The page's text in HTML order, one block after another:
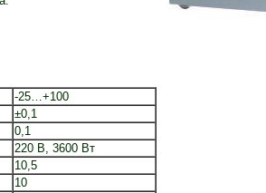
-25…+100
±0,1
0,1
220 В, 3600 Вт
10,5
10